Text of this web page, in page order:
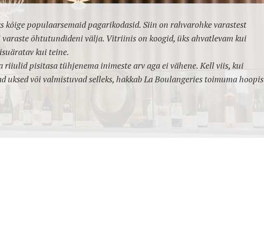
kõige populaarsemaid pagarikodasid. Siin on rahvarohke varastest
õhtutundideni välja. Vitriinis on koogid, üks ahvatlevam kui
kui teine.
pisitasa tühjenema inimeste arv aga ei vähene. Kell viis, kui
uksed või valmistuvad selleks, hakkab La Boulangeries toimuma hoopis